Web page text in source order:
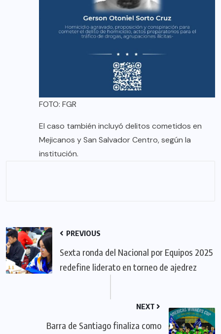
FOTO: FGR
El caso también incluyó delitos cometidos en
Mejicanos y San Salvador Centro, según la
institución.
PREVIOUS
Sexta ronda del Nacional por Equipos 2025
redefine liderato en torneo de ajedrez
NEXT
Barra de Santiago finaliza como